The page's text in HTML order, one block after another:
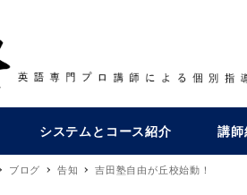
システムとコース紹介 講
ブログ 告知 吉田塾自由が丘校始動！